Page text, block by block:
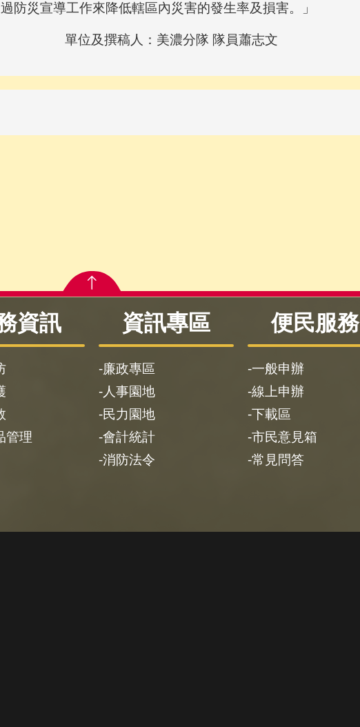
防災宣導工作來降低轄區內災害的發生率及損害。」
單位及撰稿人：美濃分隊 隊員蕭志文
資訊
管理
資訊專區
廉政專區
人事園地
民力園地
會計統計
消防法令
便民服務
一般申辦
線上申辦
下載區
市民意見箱
常見問答